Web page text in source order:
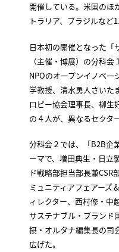
開催している。米国のほ
トラリア、ブラジルなど
日本初の開催となった「
（主催・博展）の分科
NPOのオープンイノベ
学教授、清水勇人さいた
ロピー協会理事長、柳生
の４人が、異なるセクタ
分科会２では、「B2B企
ーマで、増田典生・日立
ド戦略部担当部長兼CSR
ミュニティアフェアーズ
ィレクター、西村修・中
サステナブル・ブランド
摂・オルタナ編集長の司
広げた。